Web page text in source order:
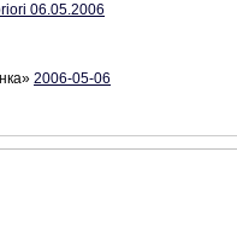
06.05.2006
2006-05-06